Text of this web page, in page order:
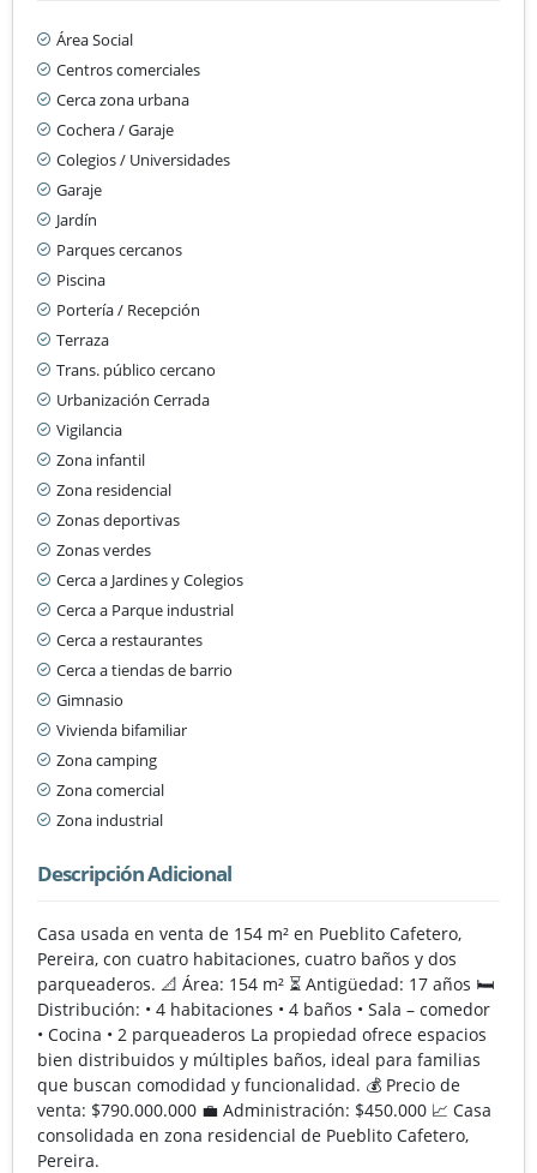
Área Social
Centros comerciales
Cerca zona urbana
Cochera / Garaje
Colegios / Universidades
Garaje
Jardín
Parques cercanos
Piscina
Portería / Recepción
Terraza
Trans. público cercano
Urbanización Cerrada
Vigilancia
Zona infantil
Zona residencial
Zonas deportivas
Zonas verdes
Cerca a Jardines y Colegios
Cerca a Parque industrial
Cerca a restaurantes
Cerca a tiendas de barrio
Gimnasio
Vivienda bifamiliar
Zona camping
Zona comercial
Zona industrial
Descripción Adicional
Casa usada en venta de 154 m² en Pueblito Cafetero,
Pereira, con cuatro habitaciones, cuatro baños y dos
parqueaderos. 📐 Área: 154 m² ⏳ Antigüedad: 17 años 🛏️
Distribución: • 4 habitaciones • 4 baños • Sala – comedor
• Cocina • 2 parqueaderos La propiedad ofrece espacios
bien distribuidos y múltiples baños, ideal para familias
que buscan comodidad y funcionalidad. 💰 Precio de
venta: $790.000.000 💼 Administración: $450.000 📈 Casa
consolidada en zona residencial de Pueblito Cafetero,
Pereira.